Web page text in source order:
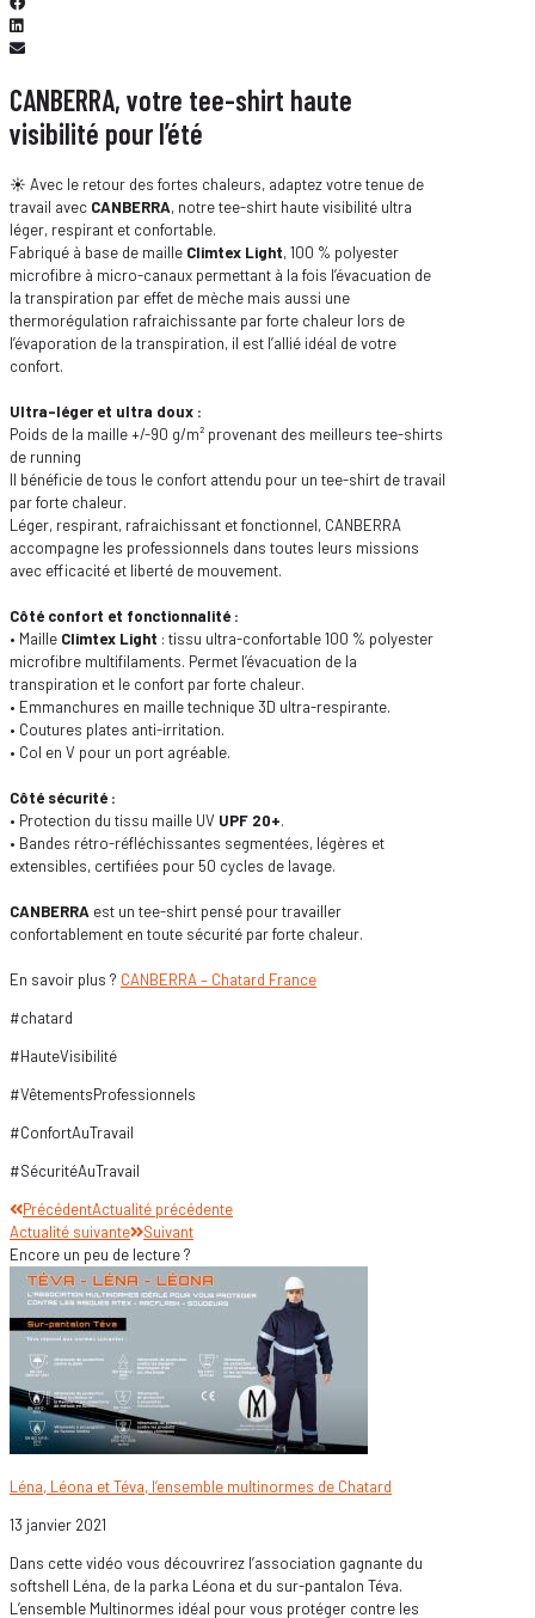
CANBERRA, votre tee-shirt haute
visibilité pour l’été
☀️ Avec le retour des fortes chaleurs, adaptez votre tenue de
travail avec CANBERRA, notre tee-shirt haute visibilité ultra
léger, respirant et confortable.
Fabriqué à base de maille Climtex Light, 100 % polyester
microfibre à micro-canaux permettant à la fois l’évacuation de
la transpiration par effet de mèche mais aussi une
thermorégulation rafraichissante par forte chaleur lors de
l’évaporation de la transpiration, il est l’allié idéal de votre
confort.
Ultra-léger et ultra doux :
Poids de la maille +/-90 g/m² provenant des meilleurs tee-shirts
de running
Il bénéficie de tous le confort attendu pour un tee-shirt de travail
par forte chaleur.
Léger, respirant, rafraichissant et fonctionnel, CANBERRA
accompagne les professionnels dans toutes leurs missions
avec efficacité et liberté de mouvement.
Côté confort et fonctionnalité :
• Maille Climtex Light : tissu ultra-confortable 100 % polyester
microfibre multifilaments. Permet l’évacuation de la
transpiration et le confort par forte chaleur.
• Emmanchures en maille technique 3D ultra-respirante.
• Coutures plates anti-irritation.
• Col en V pour un port agréable.
Côté sécurité :
• Protection du tissu maille UV UPF 20+.
• Bandes rétro-réfléchissantes segmentées, légères et
extensibles, certifiées pour 50 cycles de lavage.
CANBERRA est un tee-shirt pensé pour travailler
confortablement en toute sécurité par forte chaleur.
En savoir plus ? CANBERRA – Chatard France
#chatard
#HauteVisibilité
#VêtementsProfessionnels
#ConfortAuTravail
#SécuritéAuTravail
PrécédentActualité précédente
Actualité suivante
Suivant
Encore un peu de lecture ?
Léna, Léona et Téva, l’ensemble multinormes de Chatard
13 janvier 2021
Dans cette vidéo vous découvrirez l’association gagnante du
softshell Léna, de la parka Léona et du sur-pantalon Téva.
L’ensemble Multinormes idéal pour vous protéger contre les